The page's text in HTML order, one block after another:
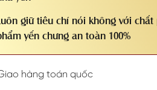
giữ tiêu chí nói không với
yến chưng an toàn 100%
hàng toán quốc